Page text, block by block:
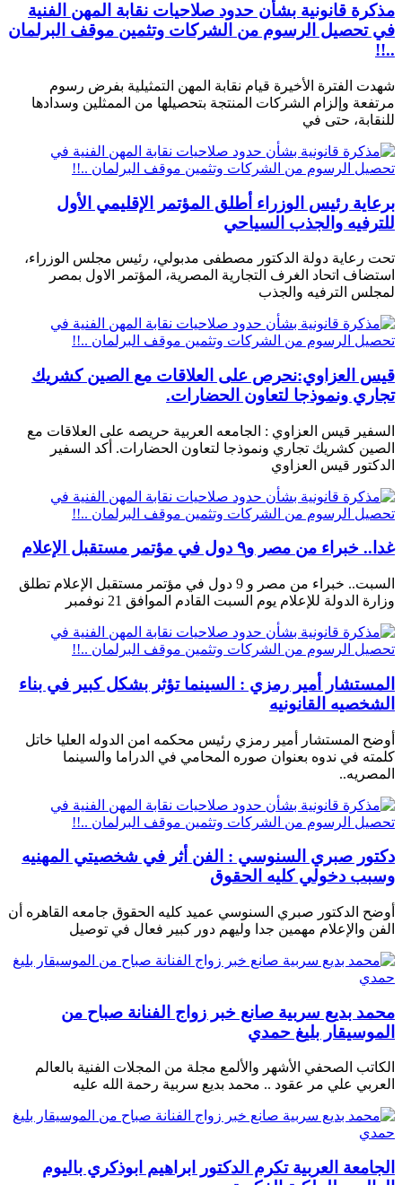
مذكرة قانونية بشأن حدود صلاحيات نقابة المهن الفنية
في تحصيل الرسوم من الشركات وتثمين موقف البرلمان
..!!
شهدت الفترة الأخيرة قيام نقابة المهن التمثيلية بفرض رسوم
مرتفعة وإلزام الشركات المنتجة بتحصيلها من الممثلين وسدادها
للنقابة، حتى في
برعاية رئيس الوزراء أطلق المؤتمر الإقليمي الأول
للترفيه والجذب السياحي
تحت رعاية دولة الدكتور مصطفى مدبولي، رئيس مجلس الوزراء،
استضاف اتحاد الغرف التجارية المصرية، المؤتمر الاول بمصر
لمجلس الترفيه والجذب
قيس العزاوي:نحرص على العلاقات مع الصين كشريك
تجاري ونموذجا لتعاون الحضارات.
السفير قيس العزاوي : الجامعه العربية حريصه على العلاقات مع
الصين كشريك تجاري ونموذجا لتعاون الحضارات. أكد السفير
الدكتور قيس العزاوي
غدا.. خبراء من مصر و٩ دول في مؤتمر مستقبل الإعلام
السبت.. خبراء من مصر و 9 دول في مؤتمر مستقبل الإعلام تطلق
وزارة الدولة للإعلام يوم السبت القادم الموافق 21 نوفمبر
المستشار أمير رمزي : السينما تؤثر بشكل كبير في بناء
الشخصيه القانونيه
أوضح المستشار أمير رمزي رئيس محكمه امن الدوله العليا خاتل
كلمته في ندوه بعنوان صوره المحامي في الدراما والسينما
المصريه..
دكتور صبري السنوسي : الفن أثر في شخصيتي المهنيه
وسبب دخولي كليه الحقوق
أوضح الدكتور صبري السنوسي عميد كليه الحقوق جامعه القاهره أن
الفن والإعلام مهمين جدا وليهم دور كبير فعال في توصيل
محمد بديع سربية صانع خبر زواج الفنانة صباح من
الموسيقار بليغ حمدي
الكاتب الصحفي الأشهر والألمع مجلة من المجلات الفنية بالعالم
العربي علي مر عقود .. محمد بديع سربية رحمة الله عليه
الجامعة العربية تكرم الدكتور ابراهيم ابوذكري باليوم